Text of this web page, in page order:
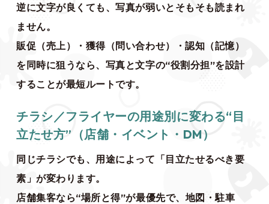
逆に文字が良くても、写真が弱いとそもそも読まれ
ません。
販促（売上）・獲得（問い合わせ）・認知（記憶）
を同時に狙うなら、写真と文字の“役割分担”を設計
することが最短ルートです。
チラシ／フライヤーの用途別に変わる“目
立たせ方”（店舗・イベント・DM）
同じチラシでも、用途によって「目立たせるべき要
素」が変わります。
店舗集客なら“場所と得”が最優先で、地図・駐車